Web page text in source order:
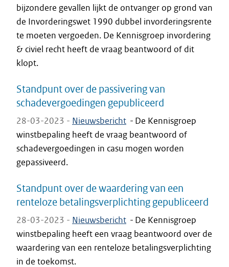
bijzondere gevallen lijkt de ontvanger op grond van
de Invorderingswet 1990 dubbel invorderingsrente
te moeten vergoeden. De Kennisgroep invordering
& civiel recht heeft de vraag beantwoord of dit
klopt.
Standpunt over de passivering van
schadevergoedingen gepubliceerd
28-03-2023 - Nieuwsbericht - De Kennisgroep
winstbepaling heeft de vraag beantwoord of
schadevergoedingen in casu mogen worden
gepassiveerd.
Standpunt over de waardering van een
renteloze betalingsverplichting gepubliceerd
28-03-2023 - Nieuwsbericht - De Kennisgroep
winstbepaling heeft een vraag beantwoord over de
waardering van een renteloze betalingsverplichting
in de toekomst.